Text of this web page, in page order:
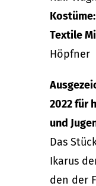
Kostüme:
Textile
Höpfner
2022 für
und
Das
Ikarus
den der